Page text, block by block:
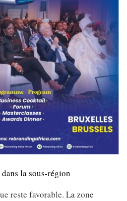
la sous-région
reste favorable. La zone